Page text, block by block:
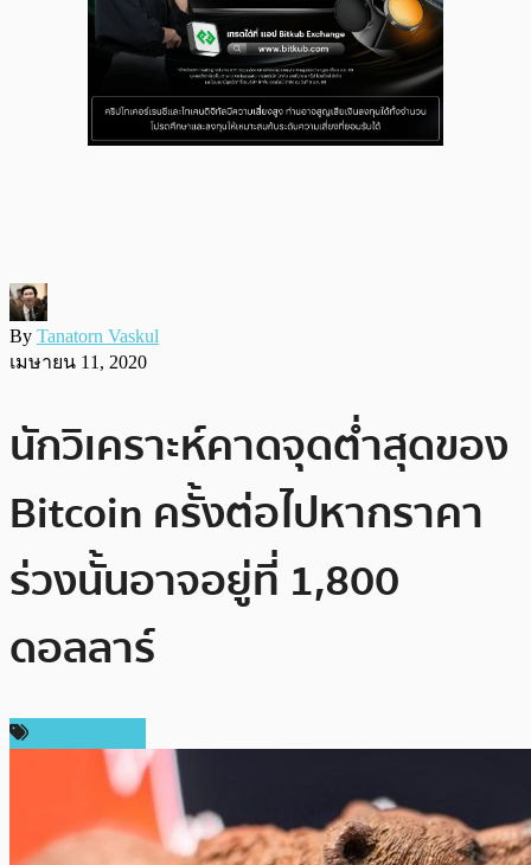
By Tanatorn Vaskul
เมษายน 11, 2020
นักวิเคราะห์คาดจุดต่ำสุดของ
Bitcoin ครั้งต่อไปหากราคา
ร่วงนั้นอาจอยู่ที่ 1,800
ดอลลาร์